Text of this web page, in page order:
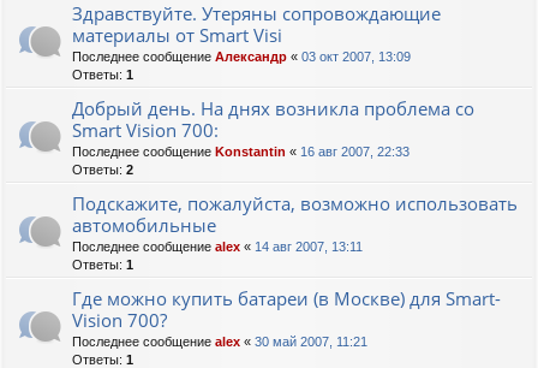
Здравствуйте. Утеряны сопровождающие
материалы от Smart Visi
Последнее сообщение Александр « 03 окт 2007, 13:09
Ответы: 1
Добрый день. На днях возникла проблема со
Smart Vision 700:
Последнее сообщение Konstantin « 16 авг 2007, 22:33
Ответы: 2
Подскажите, пожалуйста, возможно использовать
автомобильные
Последнее сообщение alex « 14 авг 2007, 13:11
Ответы: 1
Где можно купить батареи (в Москве) для Smart-
Vision 700?
Последнее сообщение alex « 30 май 2007, 11:21
Ответы: 1